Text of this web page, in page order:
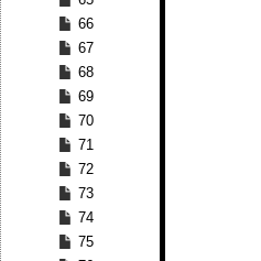
66
67
68
69
70
71
72
73
74
75